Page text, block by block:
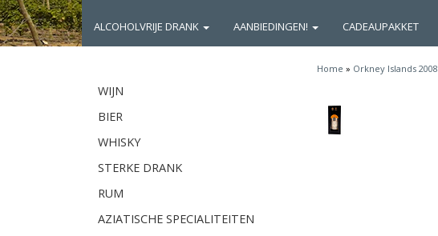
ALCOHOLVRIJE DRANK AANBIEDINGEN! CADEAUPAKKET
WIJN
BIER
WHISKY
STERKE DRANK
RUM
AZIATISCHE SPECIALITEITEN
Home » Orkney Islands 2008